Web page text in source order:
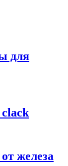
для
железа